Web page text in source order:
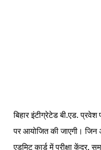
बिहार इंटीग्रेटेड बी.एड.
पर आयोजित की जाएगी। जिन
एडमिट कार्ड में परीक्षा केंद्र,